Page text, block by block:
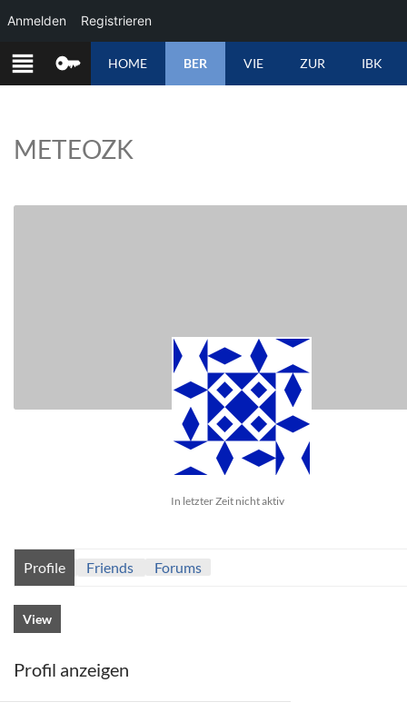
ZUM
INHALT
HOME BER VIE ZUR IBK
METEOZK
In letzter Zeit nicht aktiv
Profile Friends Forums
View
Profil anzeigen
Anmelden Registrieren